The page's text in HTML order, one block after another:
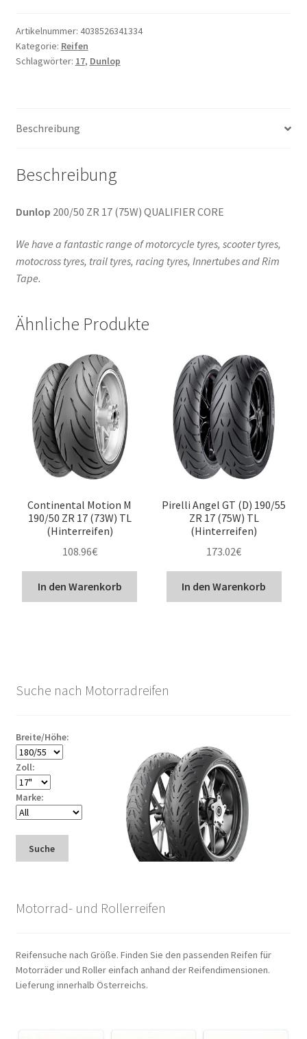
ZR
17
(75W)
Artikelnummer: 4038526341334
Kategorie: Reifen
Schlagwörter: 17, Dunlop
Beschreibung
Beschreibung
Dunlop 200/50 ZR 17 (75W) QUALIFIER CORE
We have a fantastic range of motorcycle tyres, scooter tyres,
motocross tyres, trail tyres, racing tyres, Innertubes and Rim
Tape.
Ähnliche Produkte
Continental Motion M
190/50 ZR 17 (73W) TL
(Hinterreifen)
108.96€
In den Warenkorb
Pirelli Angel GT (D) 190/55
ZR 17 (75W) TL
(Hinterreifen)
173.02€
In den Warenkorb
Suche nach Motorradreifen
Breite/Höhe:
Zoll:
Marke:
Suche
Motorrad- und Rollerreifen
Reifensuche nach Größe. Finden Sie den passenden Reifen für
Motorräder und Roller einfach anhand der Reifendimensionen.
Lieferung innerhalb Österreichs.